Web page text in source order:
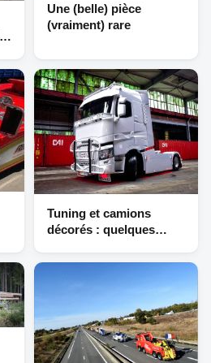
Une (belle) pièce
(vraiment) rare
Tuning et camions
décorés : quelques